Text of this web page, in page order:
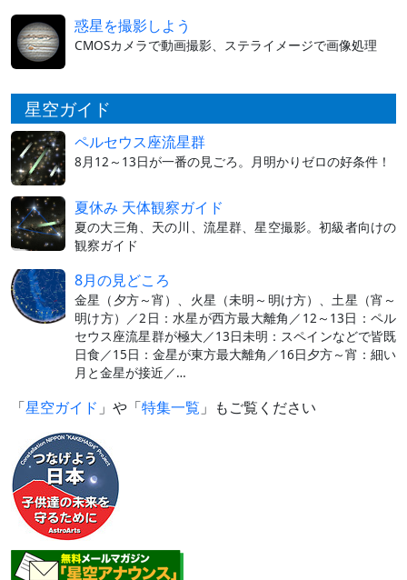
惑星を撮影しよう
CMOSカメラで動画撮影、ステライメージで画像処理
星空ガイド
ペルセウス座流星群
8月12～13日が一番の見ごろ。月明かりゼロの好条件！
夏休み 天体観察ガイド
夏の大三角、天の川、流星群、星空撮影。初級者向けの
観察ガイド
8月の見どころ
金星（夕方～宵）、火星（未明～明け方）、土星（宵～
明け方）／2日：水星が西方最大離角／12～13日：ペル
セウス座流星群が極大／13日未明：スペインなどで皆既
日食／15日：金星が東方最大離角／16日夕方～宵：細い
月と金星が接近／…
「星空ガイド 」や「特集一覧 」もご覧ください